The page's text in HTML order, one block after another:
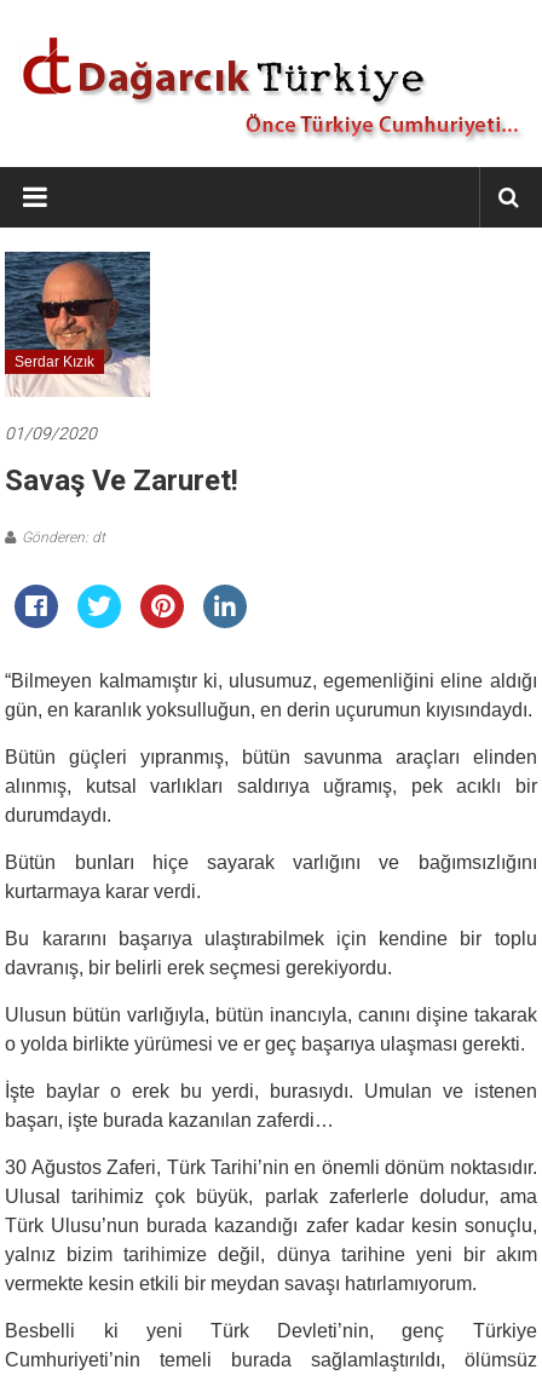
Dağarcık
Türkiye
Önce
Türkiye
Cumhuriyeti…
Serdar Kızık
01/09/2020
Savaş Ve Zaruret!
Gönderen: dt
“Bilmeyen kalmamıştır ki, ulusumuz, egemenliğini eline aldığı
gün, en karanlık yoksulluğun, en derin uçurumun kıyısındaydı.
Bütün güçleri yıpranmış, bütün savunma araçları elinden
alınmış, kutsal varlıkları saldırıya uğramış, pek acıklı bir
durumdaydı.
Bütün bunları hiçe sayarak varlığını ve bağımsızlığını
kurtarmaya karar verdi.
Bu kararını başarıya ulaştırabilmek için kendine bir toplu
davranış, bir belirli erek seçmesi gerekiyordu.
Ulusun bütün varlığıyla, bütün inancıyla, canını dişine takarak
o yolda birlikte yürümesi ve er geç başarıya ulaşması gerekti.
İşte baylar o erek bu yerdi, burasıydı. Umulan ve istenen
başarı, işte burada kazanılan zaferdi…
30 Ağustos Zaferi, Türk Tarihi’nin en önemli dönüm noktasıdır.
Ulusal tarihimiz çok büyük, parlak zaferlerle doludur, ama
Türk Ulusu’nun burada kazandığı zafer kadar kesin sonuçlu,
yalnız bizim tarihimize değil, dünya tarihine yeni bir akım
vermekte kesin etkili bir meydan savaşı hatırlamıyorum.
Besbelli ki yeni Türk Devleti’nin, genç Türkiye
Cumhuriyeti’nin temeli burada sağlamlaştırıldı, ölümsüz